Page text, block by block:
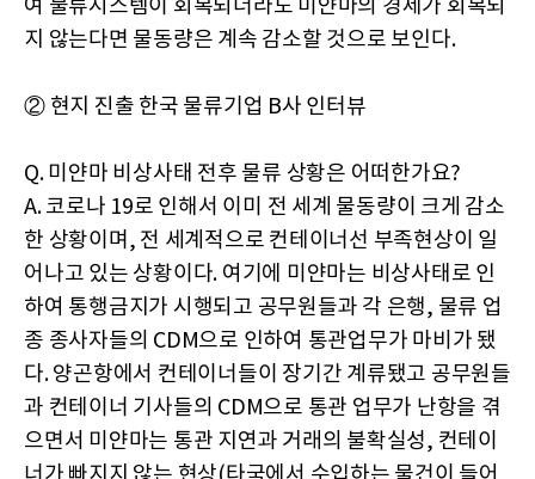
여 물류시스템이 회복되더라도 미얀마의 경제가 회복되
지 않는다면 물동량은 계속 감소할 것으로 보인다.
② 현지 진출 한국 물류기업 B사 인터뷰
Q. 미얀마 비상사태 전후 물류 상황은 어떠한가요?
A. 코로나 19로 인해서 이미 전 세계 물동량이 크게 감소
한 상황이며, 전 세계적으로 컨테이너선 부족현상이 일
어나고 있는 상황이다. 여기에 미얀마는 비상사태로 인
하여 통행금지가 시행되고 공무원들과 각 은행, 물류 업
종 종사자들의 CDM으로 인하여 통관업무가 마비가 됐
다. 양곤항에서 컨테이너들이 장기간 계류됐고 공무원들
과 컨테이너 기사들의 CDM으로 통관 업무가 난항을 겪
으면서 미얀마는 통관 지연과 거래의 불확실성, 컨테이